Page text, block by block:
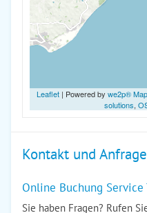
Leaflet| Powered by we2p®
solutions,
Kontakt und Anfrage
Online Buchung Service
Sie haben Fragen? Rufen